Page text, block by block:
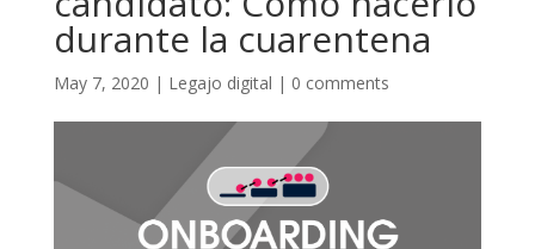
durante la cuarentena
May 7, 2020 | Legajo digital | 0 comments